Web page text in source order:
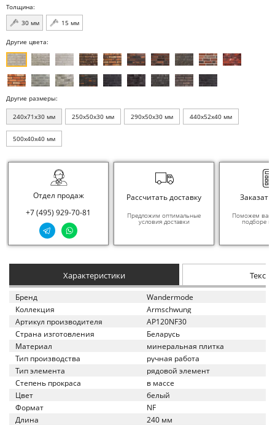
Толщина:
30 мм
15 мм
Другие цвета:
Другие размеры:
240x71x30 мм 250x50x30 мм 290x50x30 мм 440x52x40 мм
500x40x40 мм
Отдел продаж
+7 (495) 929-70-81
Рассчитать доставку
Предложим оптимальные
условия доставки
Заказать
Поможем вам
подборе
Характеристики
Бренд
Wandermode
Коллекция
Armschwung
Артикул производителя
AP120NF30
Страна изготовления
Беларусь
Материал
минеральная плитка
Тип производства
ручная работа
Тип элемента
рядовой элемент
Степень прокраса
в массе
Цвет
белый
Формат
NF
Длина
240 мм